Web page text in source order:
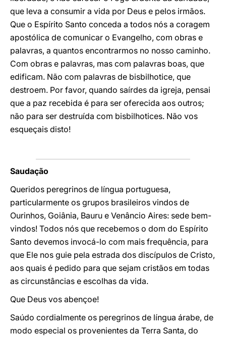
que leva a consumir a vida por Deus e pelos irmãos.
Que o Espírito Santo conceda a todos nós a coragem
apostólica de comunicar o Evangelho, com obras e
palavras, a quantos encontrarmos no nosso caminho.
Com obras e palavras, mas com palavras boas, que
edificam. Não com palavras de bisbilhotice, que
destroem. Por favor, quando saírdes da igreja, pensai
que a paz recebida é para ser oferecida aos outros;
não para ser destruída com bisbilhotices. Não vos
esqueçais disto!
Saudação
Queridos peregrinos de língua portuguesa,
particularmente os grupos brasileiros vindos de
Ourinhos, Goiânia, Bauru e Venâncio Aires: sede bem-
vindos! Todos nós que recebemos o dom do Espírito
Santo devemos invocá-lo com mais frequência, para
que Ele nos guie pela estrada dos discípulos de Cristo,
aos quais é pedido para que sejam cristãos em todas
as circunstâncias e escolhas da vida.
Que Deus vos abençoe!
Saúdo cordialmente os peregrinos de língua árabe, de
modo especial os provenientes da Terra Santa, do